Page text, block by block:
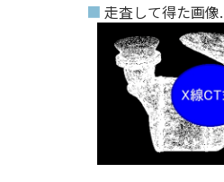
走査して得た画